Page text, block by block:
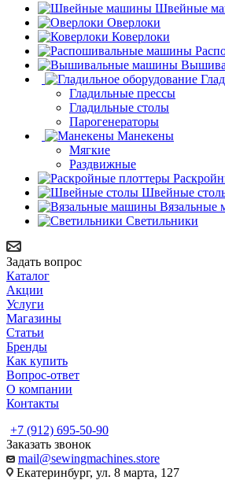
Швейные
Оверлоки
Коверлоки
Гладильные прессы
Гладильные столы
Парогенераторы
Манекены
Мягкие
Раздвижные
Швейные
Вязальные
Светильники
Задать вопрос
Каталог
Акции
Услуги
Магазины
Статьи
Бренды
Как купить
Вопрос-ответ
О компании
Контакты
+7 (912) 695-50-90
Заказать звонок
mail@sewingmachines.store
Екатеринбург, ул. 8 марта, 127